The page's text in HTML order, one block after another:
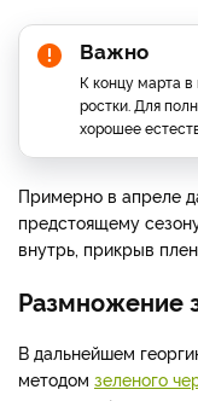
Важно
К концу марта
ростки. Для
хорошее
Примерно в апреле
предстоящему
внутрь, прикрыв
Размножение
В дальнейшем
методом зеленого